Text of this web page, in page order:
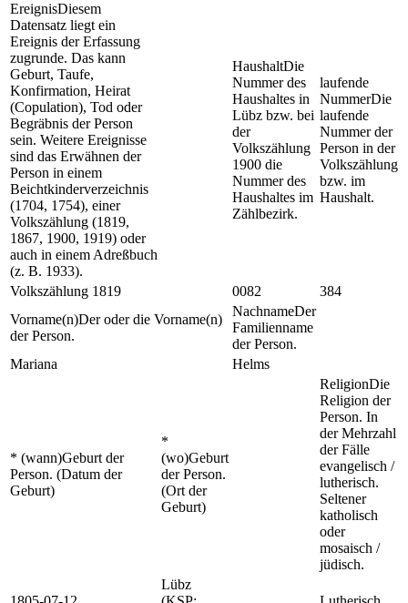
EreignisDiesem
Datensatz liegt ein
Ereignis der Erfassung
zugrunde. Das kann
Geburt, Taufe,
Konfirmation, Heirat
(Copulation), Tod oder
Begräbnis der Person
sein. Weitere Ereignisse
sind das Erwähnen der
Person in einem
Beichtkinderverzeichnis
(1704, 1754), einer
Volkszählung (1819,
1867, 1900, 1919) oder
auch in einem Adreßbuch
(z. B. 1933).
HaushaltDie
Nummer des
Haushaltes in
Lübz bzw. bei
der
Volkszählung
1900 die
Nummer des
Haushaltes im
Zählbezirk.
laufende
NummerDie
laufende
Nummer der
Person in der
Volkszählung
bzw. im
Haushalt.
Volkszählung 1819 0082
384
Vorname(n)Der oder die Vorname(n)
der Person.
NachnameDer
Familienname
der Person.
Mariana
Helms
* (wann)Geburt der
Person. (Datum der
Geburt)
*
(wo)Geburt
der Person.
(Ort der
Geburt)
ReligionDie
Religion der
Person. In
der Mehrzahl
der Fälle
evangelisch /
lutherisch.
Seltener
katholisch
oder
mosaisch /
jüdisch.
Lübz